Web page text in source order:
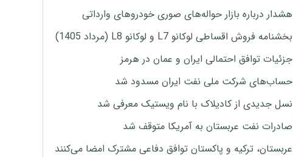
هشدار درباره بازار حواله‌های صوری خودروهای وارداتی
بخشنامه فروش اقساطی لوکانو L7 و لوکانو L8 (مرداد 1405)
جزئیات توافق احتمالی ایران و عمان در هرمز
حساب‌های شرکت ملی نفت ایران مسدود شد
نسل جدیدی از کادیلاک با نام ویستیک معرفی شد
صادرات نفت عربستان به آمریکا متوقف شد
عربستان، ترکیه و پاکستان توافق دفاعی مشترک امضا می‌کنند